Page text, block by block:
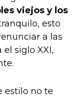
viejos y los
esto
a las
siglo XXI,
estilo no te